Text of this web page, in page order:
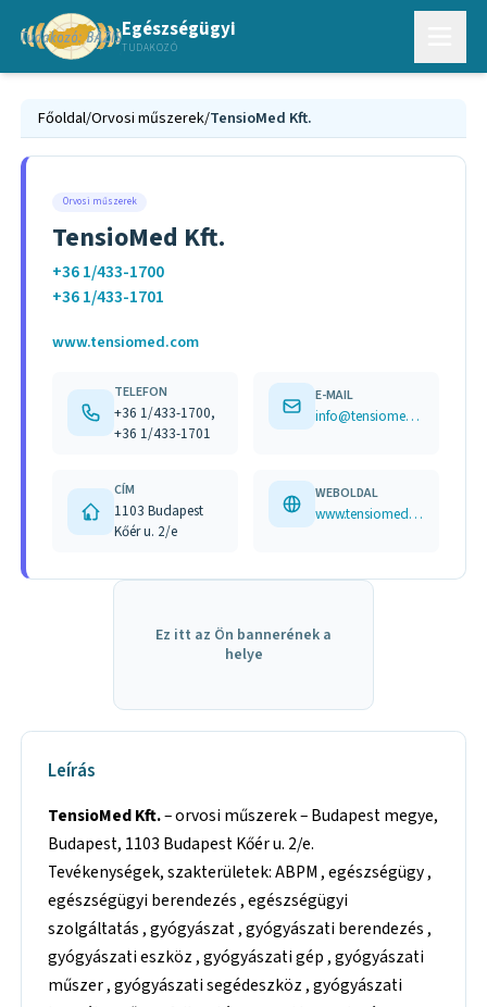
Egészségügyi
TUDAKOZÓ
Főoldal/Orvosi műszerek/TensioMed Kft.
Orvosi műszerek
TensioMed Kft.
+36 1/433-1700
+36 1/433-1701
www.tensiomed.com
TELEFON
+36 1/433-1700,
+36 1/433-1701
E-MAIL
info@tensiomed.com
CÍM
1103 Budapest
Kőér u. 2/e
WEBOLDAL
www.tensiomed.com
Ez itt az Ön bannerének a
helye
Leírás
TensioMed Kft.– orvosi műszerek – Budapest megye,
Budapest, 1103 Budapest Kőér u. 2/e.
Tevékenységek, szakterületek: ABPM , egészségügy ,
egészségügyi berendezés , egészségügyi
szolgáltatás , gyógyászat , gyógyászati berendezés ,
gyógyászati eszköz , gyógyászati gép , gyógyászati
műszer , gyógyászati segédeszköz , gyógyászati